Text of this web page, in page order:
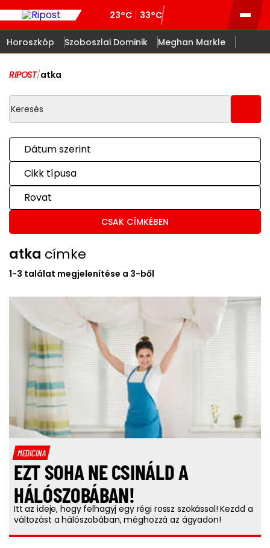
23°C 33°C
Horoszkóp Szoboszlai Dominik Meghan Markle
RIPOST/atka
Dátum szerint
Cikk típusa
Rovat
CSAK CÍMKÉBEN
atka címke
1-3 találat megjelenítése a 3-ből
MEDICINA
EZT SOHA NE CSINÁLD A
HÁLÓSZOBÁBAN!
Itt az ideje, hogy felhagyj egy régi rossz szokással! Kezdd a
változást a hálószobában, méghozzá az ágyadon!